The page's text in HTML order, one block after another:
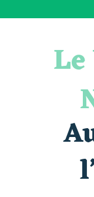
« D'ici-là » -
« Veduta, les
Le bleu dans tous
Visites guidées
Les Dimanches
Visite guidée «
Peintures - « La
Escape game au